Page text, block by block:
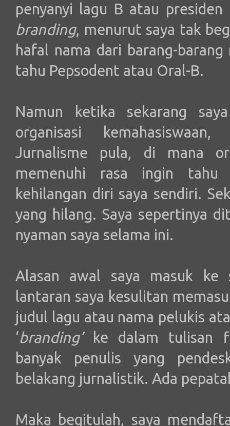
penyanyi lagu B atau
branding, menurut saya tak
hafal nama dari barang-
tahu Pepsodent atau Oral-B.
Namun ketika sekarang
organisasi
Jurnalisme pula, di mana
memenuhi rasa ingin
kehilangan diri saya sendiri.
yang hilang. Saya sepertinya
nyaman saya selama ini.
Alasan awal saya masuk ke
lantaran saya kesulitan
judul lagu atau nama pelukis
‘branding’ke dalam tulisan
banyak penulis yang
belakang jurnalistik. Ada
Maka begitulah, saya